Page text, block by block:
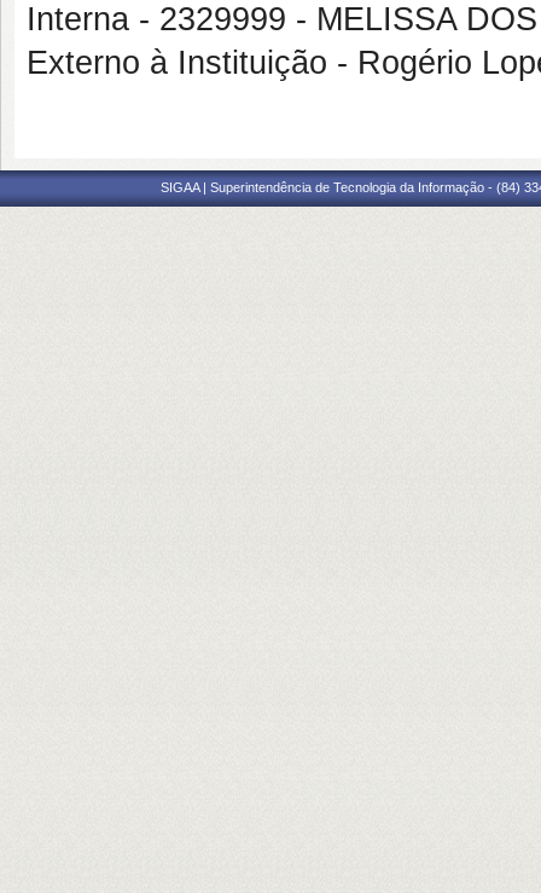
Interna - 2329999 - MELISSA
Externo à Instituição - Rogério
SIGAA | Superintendência de Tecnologia da Informação - (84)